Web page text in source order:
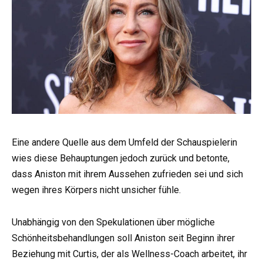
Eine andere Quelle aus dem Umfeld der Schauspielerin
wies diese Behauptungen jedoch zurück und betonte,
dass Aniston mit ihrem Aussehen zufrieden sei und sich
wegen ihres Körpers nicht unsicher fühle.
Unabhängig von den Spekulationen über mögliche
Schönheitsbehandlungen soll Aniston seit Beginn ihrer
Beziehung mit Curtis, der als Wellness-Coach arbeitet, ihr